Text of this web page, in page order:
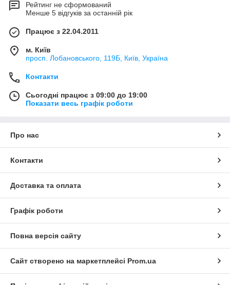
Рейтинг не сформований
Менше 5 відгуків за останній рік
Працює з 22.04.2011
м. Київ
просп. Лобановського, 119Б, Київ, Україна
Контакти
Сьогодні працює з 09:00 до 19:00
Показати весь графік роботи
Про нас
Контакти
Доставка та оплата
Графік роботи
Повна версія сайту
Сайт створено на маркетплейсі Prom.ua